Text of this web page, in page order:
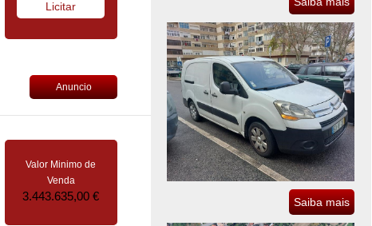
Licitar
Anuncio
Valor Minimo de
Venda
3.443.635,00 € Saiba mais